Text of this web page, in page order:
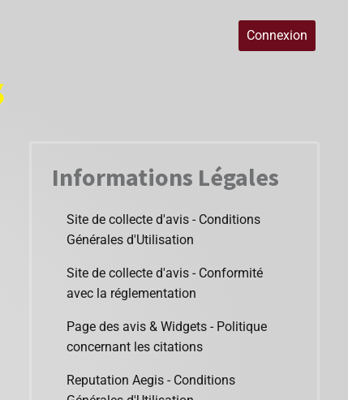
Connexion
Informations Légales
Site de collecte d'avis - Conditions
Générales d'Utilisation
Site de collecte d'avis - Conformité
avec la réglementation
Page des avis & Widgets - Politique
concernant les citations
Reputation Aegis - Conditions